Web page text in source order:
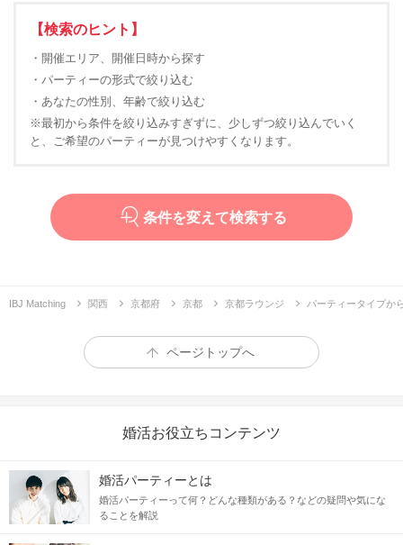
【検索のヒント】
・開催エリア、開催日時から探す
・パーティーの形式で絞り込む
・あなたの性別、年齢で絞り込む
※最初から条件を絞り込みすぎずに、少しずつ絞り込んでいく
と、ご希望のパーティーが見つけやすくなります。
条件を変えて検索する
IBJ Matching 関西 京都府 京都 京都ラウンジ パーティータイプか
ページトップへ
婚活お役立ちコンテンツ
婚活パーティーとは
婚活パーティーって何？どんな種類がある？などの疑問や気にな
ることを解説